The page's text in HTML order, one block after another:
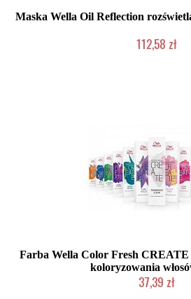
Maska Wella Oil Reflection
112,58 zł
Farba Wella Color Fresh CREATE
koloryzowania
37,39 zł